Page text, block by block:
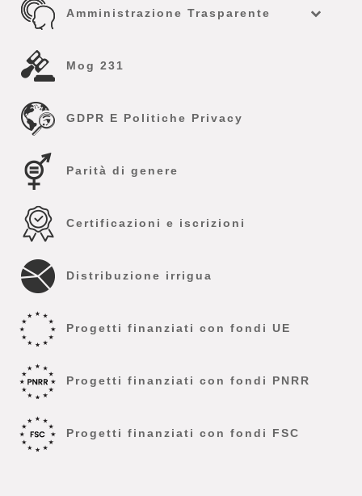
Amministrazione Trasparente
Mog 231
GDPR E Politiche Privacy
Parità di genere
Certificazioni e iscrizioni
Distribuzione irrigua
Progetti finanziati con fondi UE
Progetti finanziati con fondi PNRR
Progetti finanziati con fondi FSC